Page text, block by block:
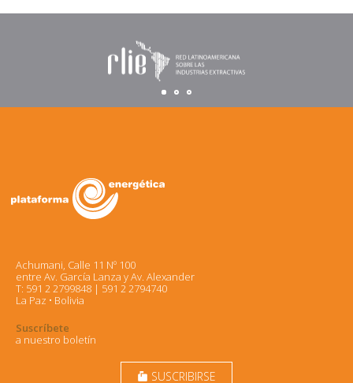
Achumani, Calle 11 Nº 100
entre Av. García Lanza y Av. Alexander
T: 591 2 2799848 | 591 2 2794740
La Paz • Bolivia
Suscríbete
a nuestro boletín
markunread_mailbox SUSCRIBIRSE